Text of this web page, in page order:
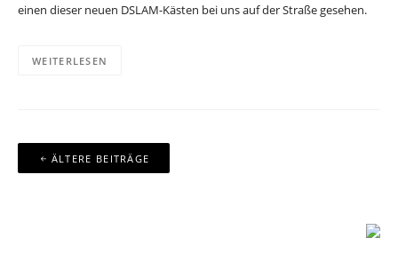
einen dieser neuen DSLAM-Kästen bei uns auf der Straße gesehen.
WEITERLESEN
Beitragsnavigation
ÄLTERE BEITRÄGE